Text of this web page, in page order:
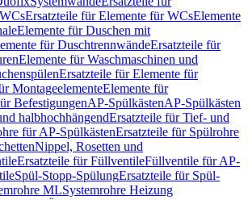
Ersatzteile für Elemente für WCsElemente
Elemente für Duschen mit
für DuschtrennwändeErsatzteile für
Elemente für Waschmaschinen und
Ersatzteile für Elemente für
MontageelementeElemente für
BefestigungenAP-SpülkästenAP-Spülkästen
halbhochhängendErsatzteile für Tief- und
für AP-SpülkästenErsatzteile für Spülrohre
Nippel, Rosetten und
Ersatzteile für FüllventileFüllventile für AP-
Spül-Stopp-SpülungErsatzteile für Spül-
MLSystemrohre Heizung